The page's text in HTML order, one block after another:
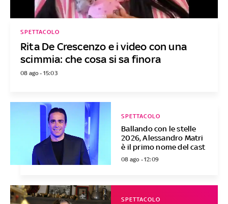
Rita De Crescenzo e i video con una
scimmia: che cosa si sa finora
SPETTACOLO
08 ago - 15:03
Ballando con le stelle
2026, Alessandro Matri
è il primo nome del cast
SPETTACOLO
08 ago - 12:09
SPETTACOLO